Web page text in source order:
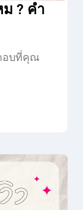
? คำ
อบที่คุณ